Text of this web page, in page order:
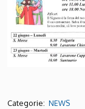
Categorie: NEWS